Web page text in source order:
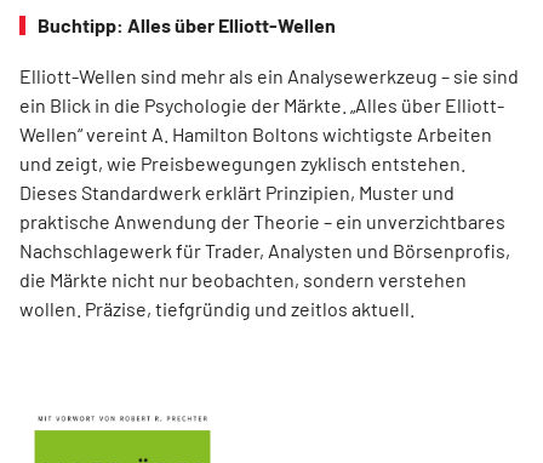
Buchtipp: Alles über Elliott-Wellen
Elliott-Wellen sind mehr als ein Analysewerkzeug – sie sind
ein Blick in die Psychologie der Märkte. „Alles über Elliott-
Wellen“ vereint A. Hamilton Boltons wichtigste Arbeiten
und zeigt, wie Preisbewegungen zyklisch entstehen.
Dieses Standardwerk erklärt Prinzipien, Muster und
praktische Anwendung der Theorie – ein unverzichtbares
Nachschlagewerk für Trader, Analysten und Börsenprofis,
die Märkte nicht nur beobachten, sondern verstehen
wollen. Präzise, tiefgründig und zeitlos aktuell.